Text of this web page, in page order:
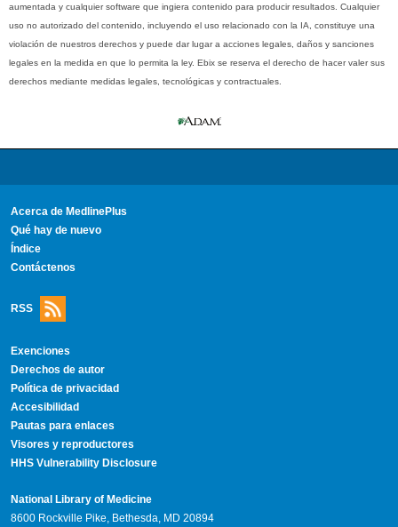
aumentada y cualquier software que ingiera contenido para producir resultados. Cualquier
uso no autorizado del contenido, incluyendo el uso relacionado con la IA, constituye una
violación de nuestros derechos y puede dar lugar a acciones legales, daños y sanciones
legales en la medida en que lo permita la ley. Ebix se reserva el derecho de hacer valer sus
derechos mediante medidas legales, tecnológicas y contractuales.
Acerca de MedlinePlus
Qué hay de nuevo
Índice
Contáctenos
RSS
Exenciones
Derechos de autor
Política de privacidad
Accesibilidad
Pautas para enlaces
Visores y reproductores
HHS Vulnerability Disclosure
National Library of Medicine
8600 Rockville Pike, Bethesda, MD 20894